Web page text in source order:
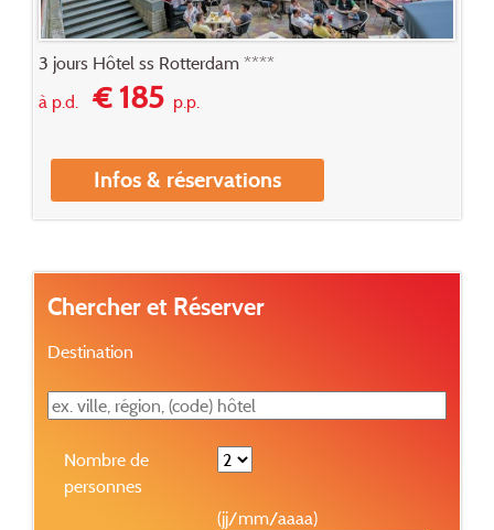
3 jours Hôtel ss Rotterdam ****
à p.d.€ 185p.p.
Infos & réservations
Chercher et Réserver
Destination
Nombre de
personnes
(jj/mm/aaaa)